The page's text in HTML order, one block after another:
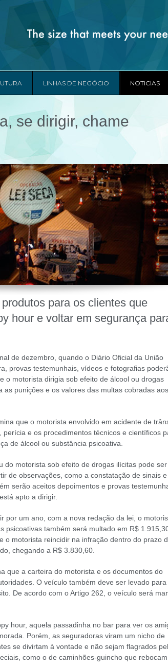
LINHAS DE NEGÓCIO NOTICIAS
se dirigir, chame
para os clientes que
hour e voltar em segurança
de dezembro, quando o Diário Oficial da União
provas testemunhais, vídeos e fotografias
o motorista dirigia sob efeito de álcool ou drogas
as punições e os valores das multas cobradas aos
que o motorista envolvido em acidente de
e os procedimentos técnicos e científicos
de álcool ou substância psicoativa.
do motorista sob efeito de drogas ilícitas pode ser
de observações, como a constatação de sinais e
serão aceitos depoimentos e provas
apto a dirigir.
por um ano, com a nova redação da lei, o
psicoativas também será multado em R$
o motorista reincidir na infração dentro do prazo
chegando a R$ 3.830,60.
que a carteira do motorista e os documentos do
O veículo também deve ser levado para
De acordo com o Artigo 262, o veículo será
hour, aquela passadinha no bar para ver os
Porém, as seguradoras viram um nicho de
se divirtam à vontade e não sejam flagrados
como o de caminhões-guincho que